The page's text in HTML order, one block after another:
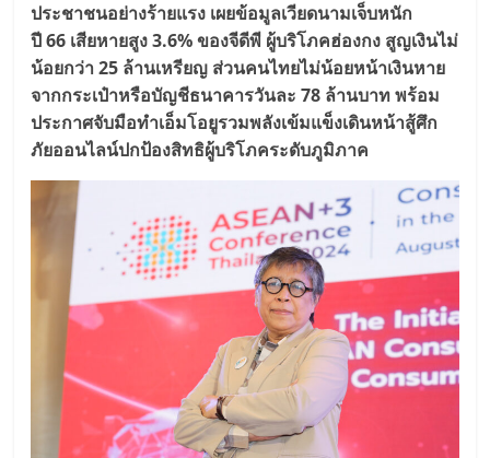
ประชาชนอย่างร้ายแรง เผยข้อมูลเวียดนามเจ็บหนัก
ปี 66 เสียหายสูง 3.6% ของจีดีพี ผู้บริโภคฮ่องกง สูญเงินไม่
น้อยกว่า 25 ล้านเหรียญ ส่วนคนไทยไม่น้อยหน้าเงินหาย
จากกระเป๋าหรือบัญชีธนาคารวันละ 78 ล้านบาท พร้อม
ประกาศจับมือทำเอ็มโอยูรวมพลังเข้มแข็งเดินหน้าสู้ศึก
ภัยออนไลน์ปกป้องสิทธิผู้บริโภคระดับภูมิภาค